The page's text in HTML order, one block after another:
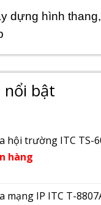
dựng hình
nổi bật
hội trường ITC TS-
hàng
mạng IP ITC T-